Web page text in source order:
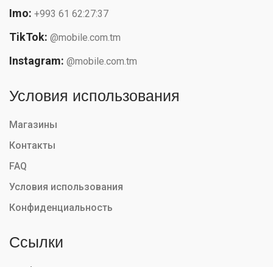
Imo: +993 61 62:27:37
TikTok: @mobile.com.tm
Instagram: @mobile.com.tm
Условия использования
Магазины
Контакты
FAQ
Условия использования
Конфиденциальность
Ссылки